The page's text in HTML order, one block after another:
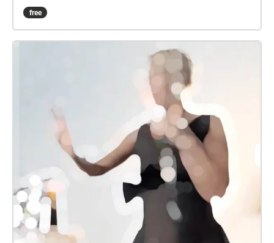
Die Olympiade ist der Höhepunkt einer Bewegung,
die Arbeiterinnen und ihre Körper aus dem
gehören neben Sport auch Kulturveranstaltungen,
Hygiene, Nacktkultur und Naturerlebnis. In der
Hoffnung auf eine bessere Welt verbinden sich
politische Schulung und körperliches Training. An
historischen Frankfurter Orten sind Audioarbeiten zu
Arbeiterinnensport und zur Arbeiterinnen-Olympiade
von 1925 eingerichtet.
free